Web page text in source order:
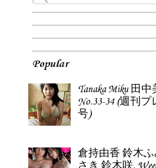
Popular
Tanaka Miku 田中
No.33-34 (週刊プ
号)
倉持由香 鈴木
さき 鈴木咲,